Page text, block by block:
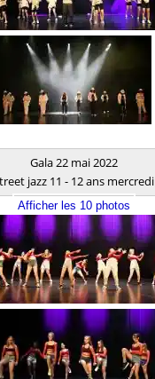
Gala 22 mai 2022
jazz 11 - 12 ans mercredi
Afficher les 10 photos